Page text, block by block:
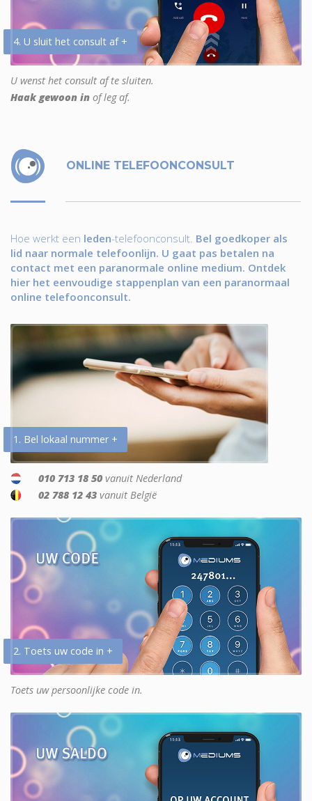
4. U sluit het consult af +
U wenst het consult af te sluiten.
Haak gewoon in of leg af.
ONLINE TELEFOONCONSULT
Hoe werkt een leden-telefoonconsult. Bel goedkoper als
lid naar normale telefoonlijn. U gaat pas betalen na
contact met een paranormale online medium. Ontdek
hier het eenvoudige stappenplan van een paranormaal
online telefoonconsult.
1. Bel lokaal nummer +
010 713 18 50 vanuit Nederland
02 788 12 43 vanuit België
2. Toets uw code in +
Toets uw persoonlijke code in.